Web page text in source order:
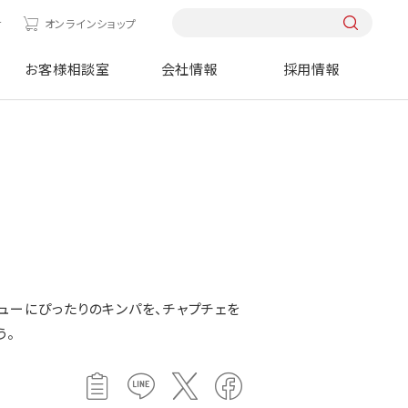
オンラインショップ
お客様相談室 会社情報 採用情報
にぴったりのキンパを、チャプチェを